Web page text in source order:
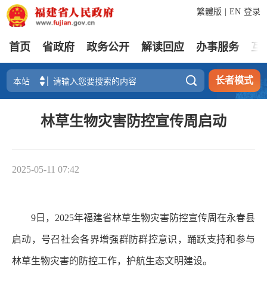
登录
繁體版 EN
首页 省政府 政务公开 解读回应 办事服务 互
 长者模式
林草生物灾害防控宣传周启动
2025-05-11 07:42
9日，2025年福建省林草生物灾害防控宣传周在永春县
启动，号召社会各界增强群防群控意识，踊跃支持和参与
林草生物灾害的防控工作，护航生态文明建设。